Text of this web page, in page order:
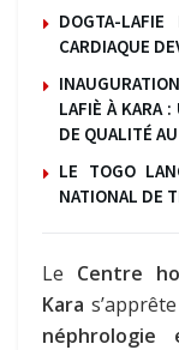
DOGTA-
CARDIAQUE
LAFIÈ À KARA
DE QUALITÉ
LE TOGO
NATIONAL DE
Le Centre
Kara
néphrologie